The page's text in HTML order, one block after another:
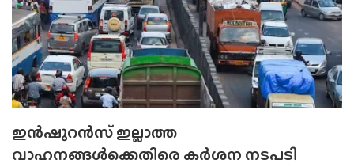
ഇൻഷുറൻസ് ഇല്ലാത്ത
വാഹനങ്ങൾക്കെതിരെ കർശന നടപടി